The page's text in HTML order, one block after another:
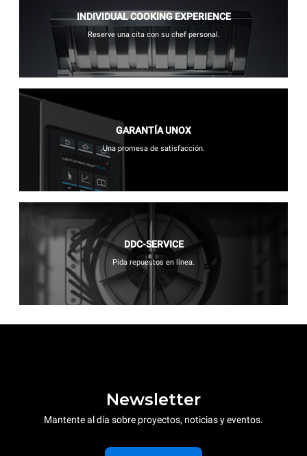
INDIVIDUAL COOKING EXPERIENCE
Reserve una cita con su chef personal.
GARANTÍA UNOX
Una promesa de satisfacción.
DDC-SERVICE
Pida repuestos en línea.
Newsletter
Mantente al día sobre proyectos, noticias y eventos.